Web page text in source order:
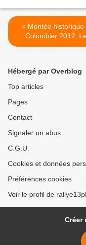
< Montée historique du
Colombier 2012:
montes de l'après-
Hébergé par Overblog
Top articles
Pages
Contact
Signaler un abus
C.G.U.
Cookies et données
Préférences cookies
Voir le profil de
Créer